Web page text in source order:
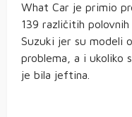
What Car je primio
139 različitih
Suzuki jer su modeli
problema, a i ukoliko
je bila jeftina.